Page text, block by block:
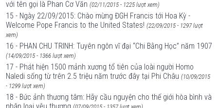
với tên gọi là Phan Cơ Văn (02/11/2015 - 1225 lượt xem)
15 - Ngày 22/09/2015: Chào mừng ĐGH Francis tới Hoa Kỳ -
Welcome Pope Francis to the United States! (22/09/2015 - 1297 lượt
xem)
16 - PHAN CHU TRINH: Tuyên ngôn vĩ đại “Chi Bằng Học” năm 1907
(14/09/2015 - 1366 lượt xem)
17 - Phát hiện 1500 mảnh xương tổ tiên của loài người Homo
Naledi sống từ trên 2.5 triệu năm trước đây tại Phi Châu (10/09/2015
- 1299 lượt xem)
18 - Bức ảnh thương tâm: Hãy cầu nguyện cho thế giới hòa bình và